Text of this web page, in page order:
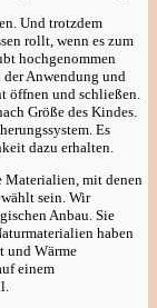
Und trotzdem
rollt, wenn es zum
hochgenommen
Anwendung und
öffnen und schließen.
Größe des Kindes.
Es
dazu erhalten.
Materialien, mit denen
sein. Wir
Anbau. Sie
haben
und Wärme
einem